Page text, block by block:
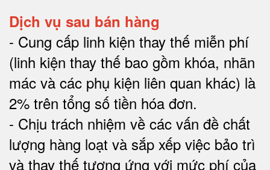
Dịch vụ sau bán hàng
- Cung cấp linh kiện thay thế miễn phí
(linh kiện thay thế bao gồm khóa, nhãn
mác và các phụ kiện liên quan khác) là
2% trên tổng số tiền hóa đơn.
- Chịu trách nhiệm về các vấn đề chất
lượng hàng loạt và sắp xếp việc bảo trì
và thay thế tương ứng với mức phí của